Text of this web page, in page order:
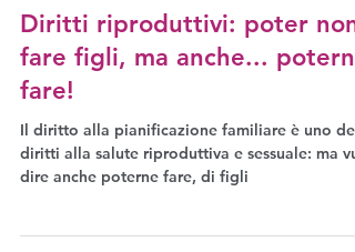
10 ott 2022
Opinioni
Diritti riproduttivi: poter non
fare figli, ma anche... poterne
fare!